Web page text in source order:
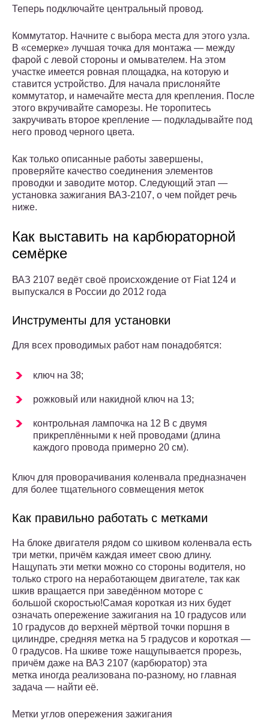
Теперь подключайте центральный провод.
Коммутатор. Начните с выбора места для этого узла.
В «семерке» лучшая точка для монтажа — между
фарой с левой стороны и омывателем. На этом
участке имеется ровная площадка, на которую и
ставится устройство. Для начала прислоняйте
коммутатор, и намечайте места для крепления. После
этого вкручивайте саморезы. Не торопитесь
закручивать второе крепление — подкладывайте под
него провод черного цвета.
Как только описанные работы завершены,
проверяйте качество соединения элементов
проводки и заводите мотор. Следующий этап —
установка зажигания ВАЗ-2107, о чем пойдет речь
ниже.
Как выставить на карбюраторной
семёрке
ВАЗ 2107 ведёт своё происхождение от Fiat 124 и
выпускался в России до 2012 года
Инструменты для установки
Для всех проводимых работ нам понадобятся:
ключ на 38;
рожковый или накидной ключ на 13;
контрольная лампочка на 12 В с двумя
прикреплёнными к ней проводами (длина
каждого провода примерно 20 см).
Ключ для проворачивания коленвала предназначен
для более тщательного совмещения меток
Как правильно работать с метками
На блоке двигателя рядом со шкивом коленвала есть
три метки, причём каждая имеет свою длину.
Нащупать эти метки можно со стороны водителя, но
только строго на неработающем двигателе, так как
шкив вращается при заведённом моторе с
большой скоростью!Самая короткая из них будет
означать опережение зажигания на 10 градусов или
10 градусов до верхней мёртвой точки поршня в
цилиндре, средняя метка на 5 градусов и короткая —
0 градусов. На шкиве тоже нащупывается прорезь,
причём даже на ВАЗ 2107 (карбюратор) эта
метка иногда реализована по-разному, но главная
задача — найти её.
Метки углов опережения зажигания